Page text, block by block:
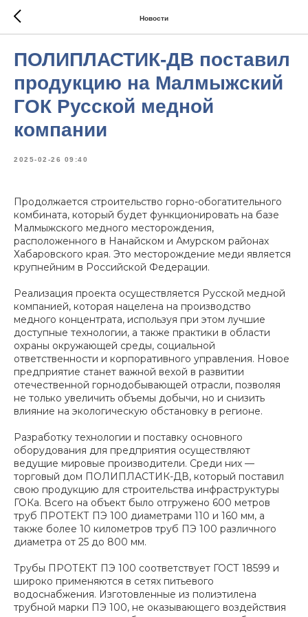
Новости
ПОЛИПЛАСТИК-ДВ поставил
продукцию на Малмыжский
ГОК Русской медной
компании
2025-02-26 09:40
Продолжается строительство горно-обогатительного
комбината, который будет функционировать на базе
Малмыжского медного месторождения,
расположенного в Нанайском и Амурском районах
Хабаровского края. Это месторождение меди является
крупнейним в Российской Федерации.
Реализация проекта осуществляется Русской медной
компанией, которая нацелена на производство
медного концентрата, используя при этом лучшие
доступные технологии, а также практики в области
охраны окружающей среды, социальной
ответственности и корпоративного управления. Новое
предприятие станет важной вехой в развитии
отечественной горнодобывающей отрасли, позволяя
не только увеличить объемы добычи, но и снизить
влияние на экологическую обстановку в регионе.
Разработку технологии и поставку основного
оборудования для предприятия осуществляют
ведущие мировые производители. Среди них —
торговый дом ПОЛИПЛАСТИК-ДВ, который поставил
свою продукцию для строительства инфраструктуры
ГОКа. Всего на объект было отгружено 600 метров
труб ПРОТЕКТ ПЭ 100 диаметрами 110 и 160 мм, а
также более 10 километров труб ПЭ 100 различного
диаметра от 25 до 800 мм.
Трубы ПРОТЕКТ ПЭ 100 соответствует ГОСТ 18599 и
широко применяются в сетях питьевого
водоснабжения. Изготовленные из полиэтилена
трубной марки ПЭ 100, не оказывающего воздействия